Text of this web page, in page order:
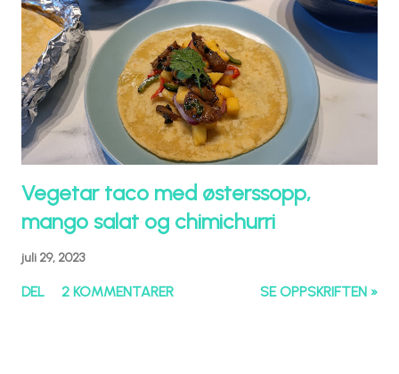
Vegetar taco med østerssopp,
mango salat og chimichurri
juli 29, 2023
DEL 2 KOMMENTARER SE OPPSKRIFTEN »